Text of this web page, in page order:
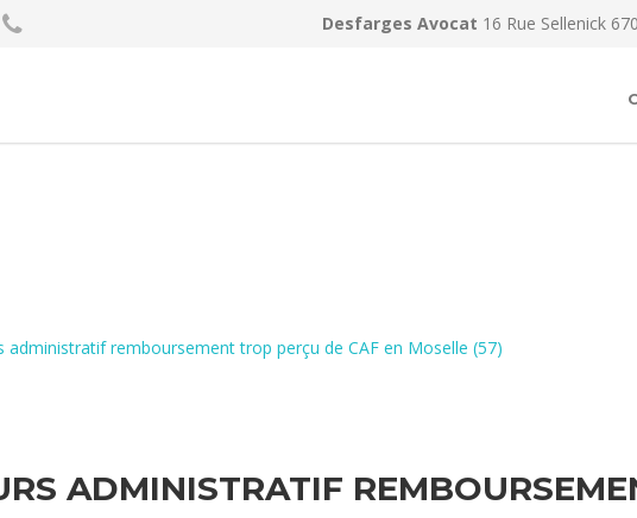
Desfarges Avocat 16 Rue Sellenick
administratif remboursement trop perçu de CAF en Moselle (57)
ADMINISTRATIF